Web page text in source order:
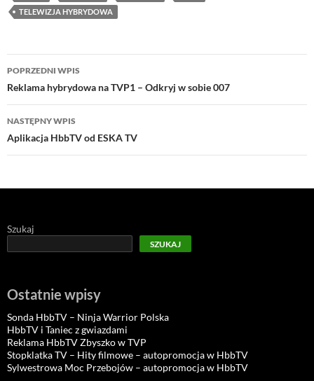
TELEWIZJA HYBRYDOWA
Nawigacja
wpisu
POPRZEDNI WPIS
Reklama hybrydowa na TVP1 – Odkryj w sobie 007
NASTĘPNY WPIS
Aplikacja HbbTV od ESKA TV
Szukaj
SZUKAJ
Ostatnie wpisy
Sonda HbbTV – Ninja Warrior Polska
HbbTV i Taniec z gwiazdami
Reklama HbbTV Zbyszko w TVP
Stopklatka TV – Hity filmowe – autopromocja w HbbTV
Sylwestrowa Moc Przebojów – autopromocja w HbbTV